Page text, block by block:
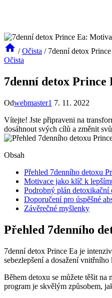
/ Očista / 7denní detox
Očista
7denní detox
Odwebmaster1 7. 11. 2022
Vítejte! Jste připraveni na
dosáhnout svých cílů a změnit
Obsah
Přehled 7denního detoxu
Motivace jako klíč k
Podrobný plán detoxikační
Doporučení pro úspěšné
Závěrečné myšlenky
Přehled 7denního
7denní detox Prince Ea je
sebezlepšení a dosažení
Během detoxu se můžete těšit
program je skvělým způsobem,